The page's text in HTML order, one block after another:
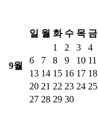
9월
일 월 화 수 목 금
1
2 3 4
6
7 8 9 10 11
13 14 15 16 17 18
20 21 22 23 24 25
27 28 29 30